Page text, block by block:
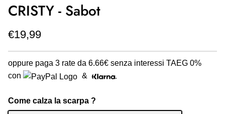
CRISTY - Sabot
€19,99
oppure paga 3 rate da 6.66€ senza interessi TAEG 0%
con
&
Come calza la scarpa ?